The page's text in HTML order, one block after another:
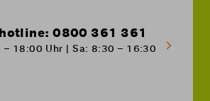
0800 361 361
– 18:00 Uhr | Sa: 8:30 – 16:30